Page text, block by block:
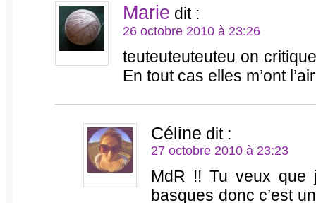
Marie dit :
26 octobre 2010 à 23:26
teuteuteuteuteu on
En tout cas elles m’ont
Céline dit :
27 octobre 2010 à 23:23
MdR !! Tu veux que
basques donc c’est